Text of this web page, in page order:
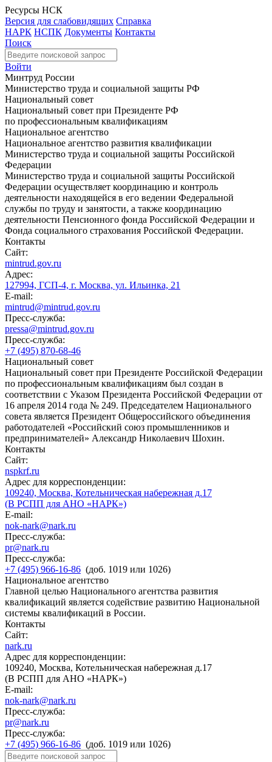
Ресурсы НСК
Версия для слабовидящих Справка
НАРК НСПК Документы Контакты
Поиск
Войти
Минтруд России
Министерство труда и социальной защиты РФ
Национальный совет
Национальный совет при Президенте РФ
по профессиональным квалификациям
Национальное агентство
Национальное агентство развития квалификации
Министерство труда и социальной защиты Российской
Федерации
Министерство труда и социальной защиты Российской
Федерации осуществляет координацию и контроль
деятельности находящейся в его ведении Федеральной
службы по труду и занятости, а также координацию
деятельности Пенсионного фонда Российской Федерации и
Фонда социального страхования Российской Федерации.
Контакты
Сайт:
mintrud.gov.ru
Адрес:
127994, ГСП-4, г. Москва, ул. Ильинка, 21
E-mail:
mintrud@mintrud.gov.ru
Пресс-служба:
pressa@mintrud.gov.ru
Пресс-служба:
+7 (495) 870-68-46
Национальный совет
Национальный совет при Президенте Российской Федерации
по профессиональным квалификациям был создан в
соответствии с Указом Президента Российской Федерации от
16 апреля 2014 года № 249. Председателем Национального
совета является Президент Общероссийского объединения
работодателей «Российский союз промышленников и
предпринимателей» Александр Николаевич Шохин.
Контакты
Сайт:
nspkrf.ru
Адрес для корреспонденции:
109240, Москва, Котельническая набережная д.17
(В РСПП для АНО «НАРК»)
E-mail:
nok-nark@nark.ru
Пресс-служба:
pr@nark.ru
Пресс-служба:
+7 (495) 966-16-86 (доб. 1019 или 1026)
Национальное агентство
Главной целью Национального агентства развития
квалификаций является содействие развитию Национальной
системы квалификаций в России.
Контакты
Сайт:
nark.ru
Адрес для корреспонденции:
109240, Москва, Котельническая набережная д.17
(В РСПП для АНО «НАРК»)
E-mail:
nok-nark@nark.ru
Пресс-служба:
pr@nark.ru
Пресс-служба:
+7 (495) 966-16-86 (доб. 1019 или 1026)